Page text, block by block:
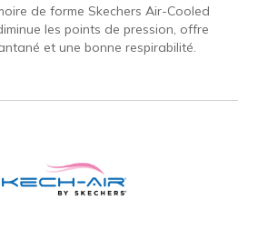
de forme Skechers Air-Cooled
les points de pression, offre
et une bonne respirabilité.